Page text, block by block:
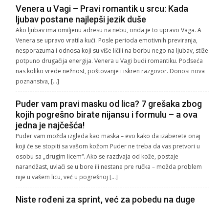
Venera u Vagi – Pravi romantik u srcu: Kada
ljubav postane najlepši jezik duše
Ako ljubav ima omiljenu adresu na nebu, onda je to upravo Vaga. A
Venera se upravo vratila kući. Posle perioda emotivnih previranja,
nesporazuma i odnosa koji su više ličili na borbu nego na ljubav, stiže
potpuno drugačija energija. Venera u Vagi budi romantiku. Podseća
nas koliko vrede nežnost, poštovanje i iskren razgovor. Donosi nova
poznanstva, […]
Puder vam pravi masku od lica? 7 grešaka zbog
kojih pogrešno birate nijansu i formulu – a ova
jedna je najčešća!
Puder vam možda izgleda kao maska – evo kako da izaberete onaj
koji će se stopiti sa vašom kožom Puder ne treba da vas pretvori u
osobu sa „drugim licem“. Ako se razdvaja od kože, postaje
narandžast, uvlači se u bore ili nestane pre ručka – možda problem
nije u vašem licu, već u pogrešnoj […]
Niste rođeni za sprint, već za pobedu na duge